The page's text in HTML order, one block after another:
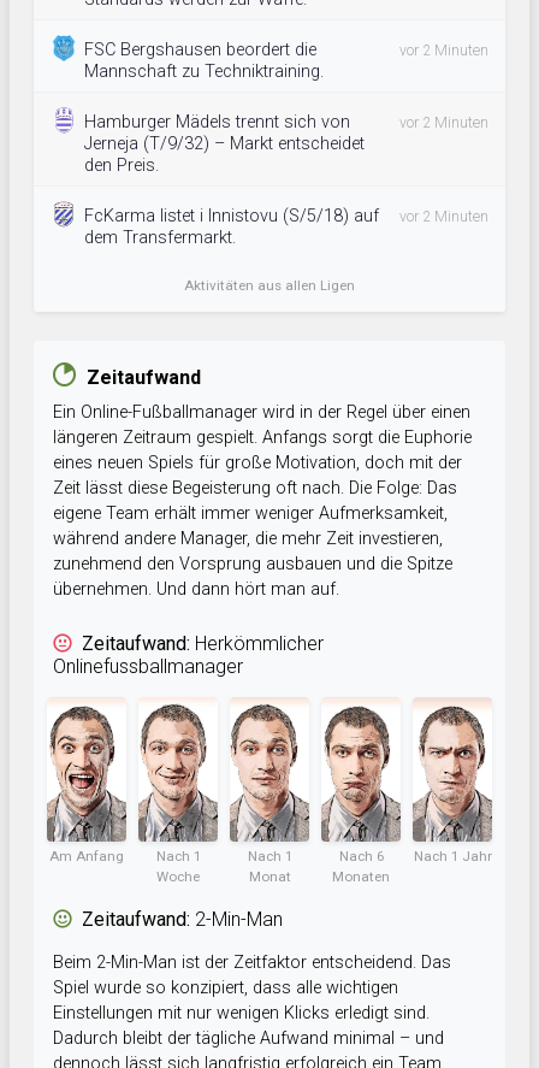
FSC Bergshausen beordert die
Mannschaft zu Techniktraining.
vor 2 Minuten
Hamburger Mädels trennt sich von
Jerneja (T/9/32) – Markt entscheidet
den Preis.
vor 2 Minuten
FcKarma listet i Innistovu (S/5/18) auf
dem Transfermarkt.
vor 2 Minuten
Aktivitäten aus allen Ligen
Zeitaufwand
Ein Online-Fußballmanager wird in der Regel über einen
längeren Zeitraum gespielt. Anfangs sorgt die Euphorie
eines neuen Spiels für große Motivation, doch mit der
Zeit lässt diese Begeisterung oft nach. Die Folge: Das
eigene Team erhält immer weniger Aufmerksamkeit,
während andere Manager, die mehr Zeit investieren,
zunehmend den Vorsprung ausbauen und die Spitze
übernehmen. Und dann hört man auf.
Zeitaufwand: Herkömmlicher
Onlinefussballmanager
Am Anfang
Nach 1
Woche
Nach 1
Monat
Nach 6
Monaten
Nach 1 Jahr
Zeitaufwand: 2-Min-Man
Beim 2-Min-Man ist der Zeitfaktor entscheidend. Das
Spiel wurde so konzipiert, dass alle wichtigen
Einstellungen mit nur wenigen Klicks erledigt sind.
Dadurch bleibt der tägliche Aufwand minimal – und